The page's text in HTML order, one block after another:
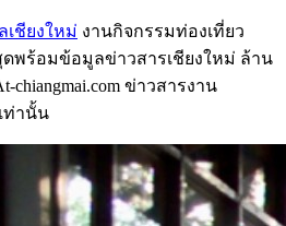
เชียงใหม่ งานกิจกรรมท่องเที่ยว
ดพร้อมข้อมูลข่าวสารเชียงใหม่ ล้าน
ข่าวสารงาน
ท่านั้น